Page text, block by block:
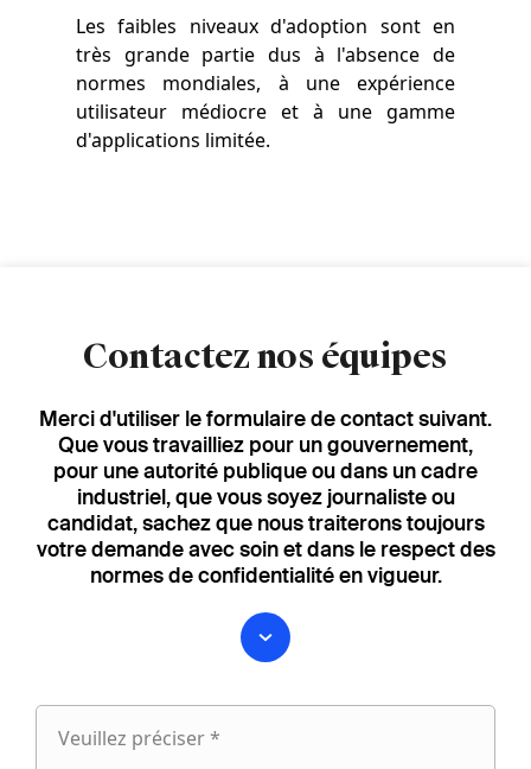
Les faibles niveaux d'adoption sont en
très grande partie dus à l'absence de
normes mondiales, à une expérience
utilisateur médiocre et à une gamme
d'applications limitée.
Contactez nos équipes
Merci d'utiliser le formulaire de contact suivant.
Que vous travailliez pour un gouvernement,
pour une autorité publique ou dans un cadre
industriel, que vous soyez journaliste ou
candidat, sachez que nous traiterons toujours
votre demande avec soin et dans le respect des
normes de confidentialité en vigueur.
Veuillez préciser *
Veuillez